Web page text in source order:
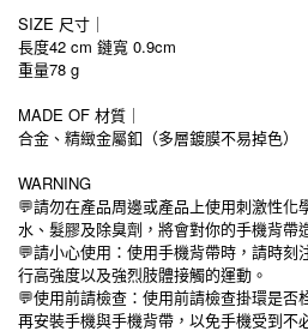
SIZE 尺寸｜
長度42 cm 鏈寬 0.9cm
重量78 g
MADE OF 材質｜
合金、精緻金屬釦（多層鍍膜不易掉色）
WARNING
💬請勿在產品周邊或產品上使用刺激性化
水、髮膠及除臭劑，將會對你的手機背帶
💬請小心使用：使用手機背帶時，請時刻
行高強度以及強烈肢體接觸的運動。
💬使用前請檢查：使用前請檢查掛環是否
再安裝手機與手機背帶，以免手機受到不